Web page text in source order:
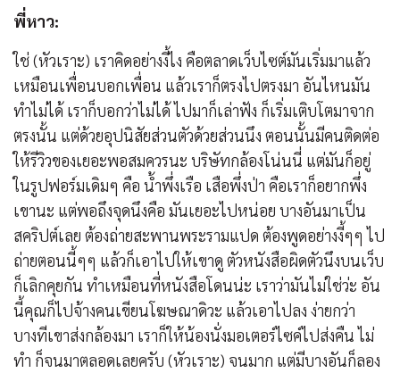
พี่หาว:
ใช่ (หัวเราะ) เราคิดอย่างงี้ไง คือตลาดเว็บไซต์มันเริ่มมาแล้ว
เหมือนเพื่อนบอกเพื่อน แล้วเราก็ตรงไปตรงมา อันไหนมัน
ทำไม่ได้ เราก็บอกว่าไม่ได้ ไปมาก็เล่าฟัง ก็เริ่มเติบโตมาจาก
ตรงนั้น แต่ด้วยอุปนิสัยส่วนตัวด้วยส่วนนึง ตอนนั้นมีคนติดต่อ
ให้รีวิวของเยอะพอสมควรนะ บริษัทกล้องโน่นนี่ แต่มันก็อยู่
ในรูปฟอร์มเดิมๆ คือ น้ำพึ่งเรือ เสือพึ่งป่า คือเราก็อยากพึ่ง
เขานะ แต่พอถึงจุดนึงคือ มันเยอะไปหน่อย บางอันมาเป็น
สคริปต์เลย ต้องถ่ายสะพานพระรามแปด ต้องพูดอย่างงี้ๆๆ ไป
ถ่ายตอนนี้ๆๆ แล้วก็เอาไปให้เขาดู ตัวหนังสือผิดตัวนึงบนเว็บ
ก็เลิกคุยกัน ทำเหมือนที่หนังสือโดนน่ะ เราว่ามันไม่ใช่ว่ะ อัน
นี้คุณก็ไปจ้างคนเขียนโฆษณาดิวะ แล้วเอาไปลง ง่ายกว่า
บางทีเขาส่งกล้องมา เราก็ให้น้องนั่งมอเตอร์ไซค์ไปส่งคืน ไม่
ทำ ก็จนมาตลอดเลยครับ (หัวเราะ) จนมาก แต่มีบางอันก็ลอง